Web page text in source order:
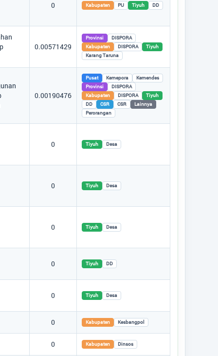
0 Kabupaten PU Tiyuh DD
0.00571429
Provinsi
DISPORA
Kabupaten
DISPORA
Tiyuh
Karang Taruna
0.00190476
Pusat Kemepora
Kemendes
Provinsi
DISPORA
Kabupaten
DISPORA
Tiyuh
DD
CSR CSR
Lainnya
Perorangan
0 Tiyuh Desa
0 Tiyuh Desa
0 Tiyuh Desa
0 Tiyuh DD
0 Tiyuh Desa
0 Kabupaten Kesbangpol
0 Kabupaten Dinsos